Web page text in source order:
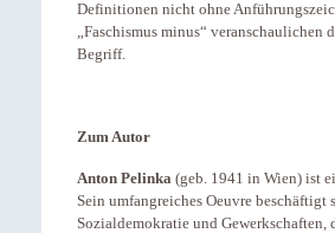
Definitionen nicht ohne
„Faschismus minus“
Begriff.
Zum Autor
Anton Pelinka (geb. 1941 in Wien) ist
Sein umfangreiches Oeuvre beschäftigt
Sozialdemokratie und Gewerkschaften,